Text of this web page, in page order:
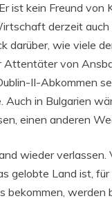
ist kein Freund von
derzeit auch
darüber, wie viele
Attentäter von
II-Abkommen
in Bulgarien
einen anderen
wieder
gelobte Land ist,
bekommen, werden